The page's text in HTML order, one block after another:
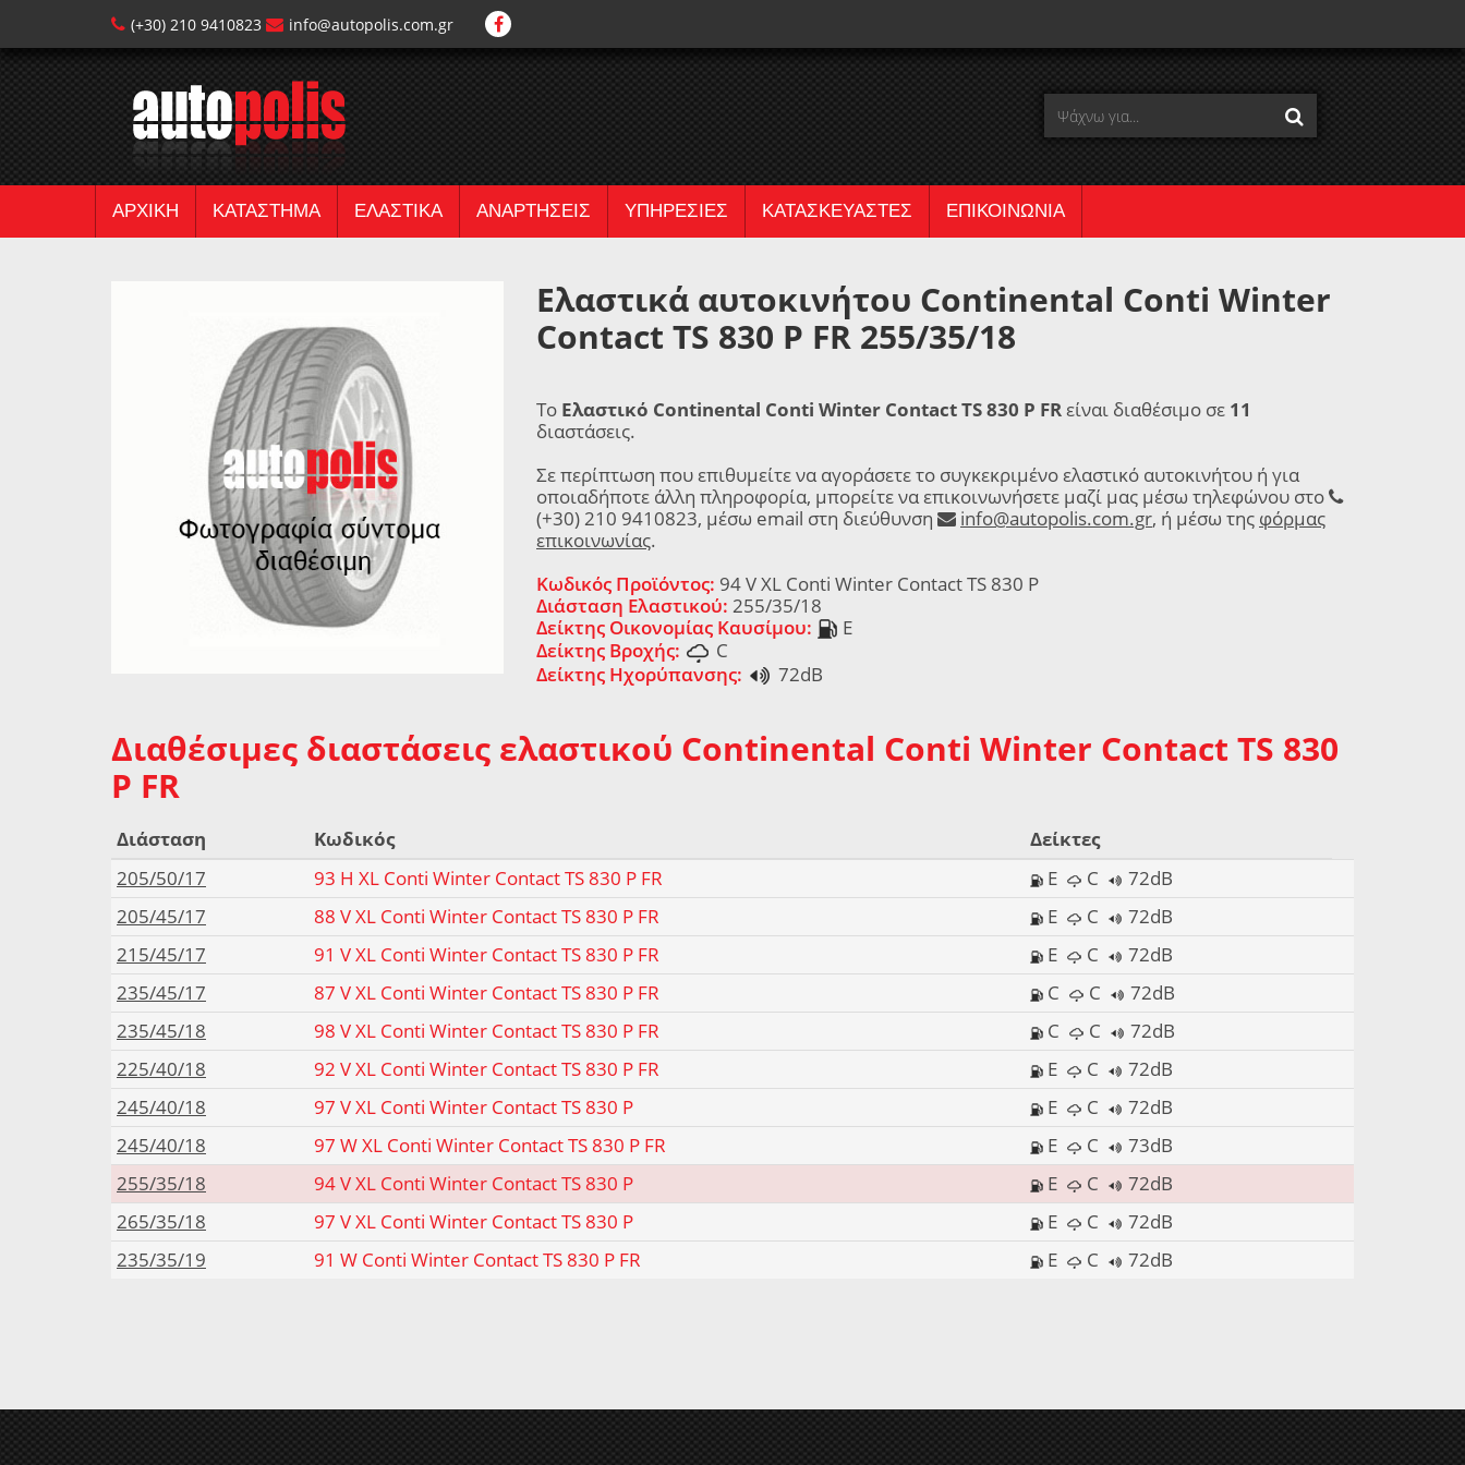
(+30) 210 9410823 info@autopolis.com.gr
ΑΡΧΙΚΗ ΚΑΤΑΣΤΗΜΑ ΕΛΑΣΤΙΚΑ ΑΝΑΡΤΗΣΕΙΣ ΥΠΗΡΕΣΙΕΣ ΚΑΤΑΣΚΕΥΑΣΤΕΣ ΕΠΙΚΟΙΝΩΝΙΑ
Ελαστικά αυτοκινήτου Continental Conti Winter
Contact TS 830 P FR 255/35/18
Το Ελαστικό Continental Conti Winter Contact TS 830 P FRείναι διαθέσιμο σε 11
διαστάσεις.
Σε περίπτωση που επιθυμείτε να αγοράσετε το συγκεκριμένο ελαστικό αυτοκινήτου ή για
οποιαδήποτε άλλη πληροφορία, μπορείτε να επικοινωνήσετε μαζί μας μέσω τηλεφώνου στο
(+30) 210 9410823, μέσω email στη διεύθυνση
info@autopolis.com.gr, ή μέσω της φόρμας
επικοινωνίας.
Κωδικός Προϊόντος: 94 V XL Conti Winter Contact TS 830 P
Διάσταση Ελαστικού: 255/35/18
Δείκτης Οικονομίας Καυσίμου:
E
Δείκτης Βροχής:
C
Δείκτης Ηχορύπανσης:
72dB
Διαθέσιμες διαστάσεις ελαστικού Continental Conti Winter Contact TS 830
P FR
Διάσταση Κωδικός
Δείκτες
205/50/17
93 H XL Conti Winter Contact TS 830 P FR E C
72dB
205/45/17
88 V XL Conti Winter Contact TS 830 P FR E C
72dB
215/45/17
91 V XL Conti Winter Contact TS 830 P FR E C
72dB
235/45/17
87 V XL Conti Winter Contact TS 830 P FR C C
72dB
235/45/18
98 V XL Conti Winter Contact TS 830 P FR C C
72dB
225/40/18
92 V XL Conti Winter Contact TS 830 P FR E C
72dB
245/40/18
97 V XL Conti Winter Contact TS 830 P E C
72dB
245/40/18
97 W XL Conti Winter Contact TS 830 P FR E C
73dB
255/35/18
94 V XL Conti Winter Contact TS 830 P E C
72dB
265/35/18
97 V XL Conti Winter Contact TS 830 P E C
72dB
235/35/19
91 W Conti Winter Contact TS 830 P FR E C 72dB